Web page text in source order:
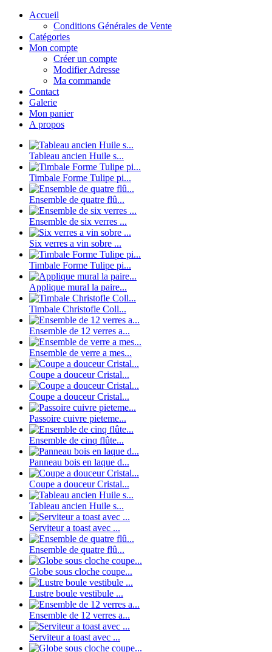
Accueil
Conditions Générales de Vente
Catégories
Mon compte
Créer un compte
Modifier Adresse
Ma commande
Contact
Galerie
Mon panier
A propos
Tableau ancien Huile s...
Timbale Forme Tulipe pi...
Ensemble de quatre flû...
Ensemble de six verres ...
Six verres a vin sobre ...
Timbale Forme Tulipe pi...
Applique mural la paire...
Timbale Christofle Coll...
Ensemble de 12 verres a...
Ensemble de verre a mes...
Coupe a douceur Cristal...
Coupe a douceur Cristal...
Passoire cuivre pieteme...
Ensemble de cinq flûte...
Panneau bois en laque d...
Coupe a douceur Cristal...
Tableau ancien Huile s...
Serviteur a toast avec ...
Ensemble de quatre flû...
Globe sous cloche coupe...
Lustre boule vestibule ...
Ensemble de 12 verres a...
Serviteur a toast avec ...